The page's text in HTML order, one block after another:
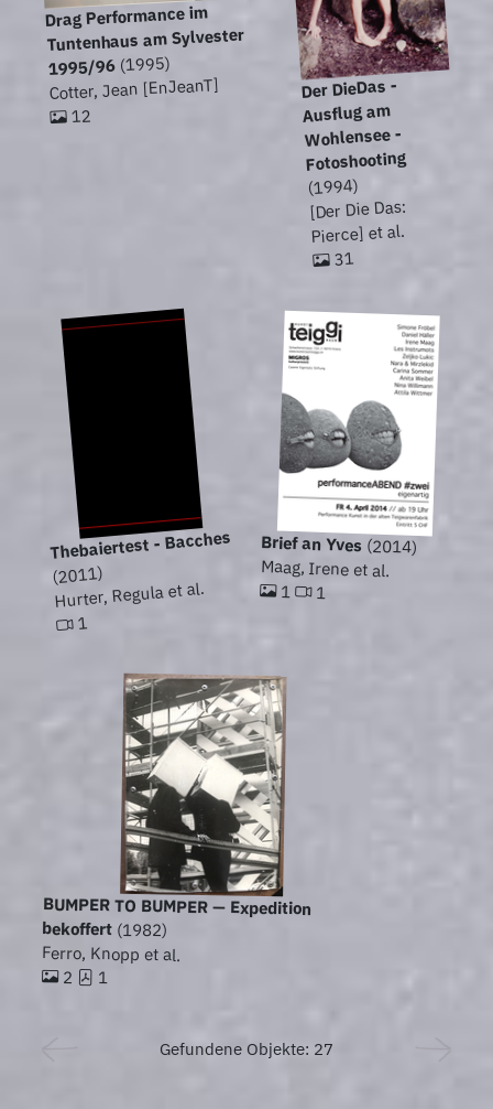
Drag Performance im
Tuntenhaus am Sylvester
1995/96(1995)
Cotter, Jean [EnJeanT]
12
Der DieDas -
Ausflug am
Wohlensee -
Fotoshooting
(1994)
[Der Die Das:
Pierce] et al.
31
Thebaiertest - Bacches
(2011)
Hurter, Regula et al.
1
Brief an Yves (2014)
Maag, Irene et al.
1 1
BUMPER TO BUMPER — Expedition
bekoffert (1982)
Ferro, Knopp et al.
2 1
Gefundene Objekte: 27